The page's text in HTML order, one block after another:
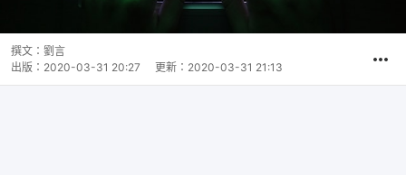
撰文： 劉言
出版： 2020-03-31 20:27 更新： 2020-03-31 21:13